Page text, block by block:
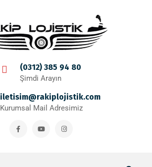
(0312) 385 94 80
Şimdi Arayın
iletisim@rakiplojistik.com
Kurumsal Mail Adresimiz